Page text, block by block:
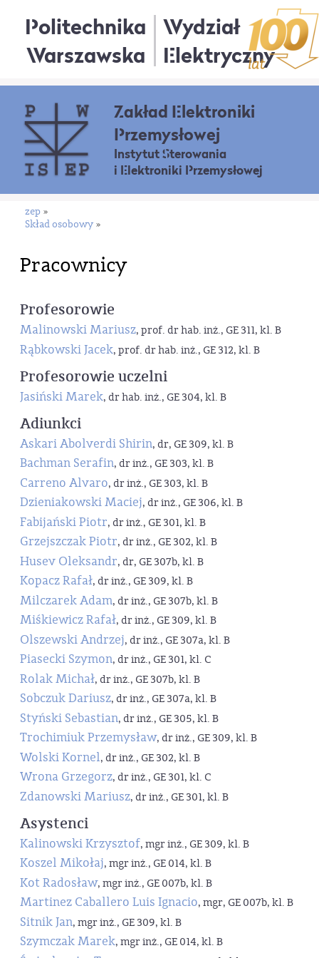
Politechnika
Warszawska
Wydział
Elektryczny
Zakład Elektroniki
Przemysłowej
Instytut Sterowania
i Elektroniki Przemysłowej
zep »
Skład osobowy »
Pracownicy
Profesorowie
Malinowski Mariusz, prof. dr hab. inż., GE 311, kl. B
Rąbkowski Jacek, prof. dr hab. inż., GE 312, kl. B
Profesorowie uczelni
Jasiński Marek, dr hab. inż., GE 304, kl. B
Adiunkci
Askari Abolverdi Shirin, dr, GE 309, kl. B
Bachman Serafin, dr inż., GE 303, kl. B
Carreno Alvaro, dr inż., GE 303, kl. B
Dzieniakowski Maciej, dr inż., GE 306, kl. B
Fabijański Piotr, dr inż., GE 301, kl. B
Grzejszczak Piotr, dr inż., GE 302, kl. B
Husev Oleksandr, dr, GE 307b, kl. B
Kopacz Rafał, dr inż., GE 309, kl. B
Milczarek Adam, dr inż., GE 307b, kl. B
Miśkiewicz Rafał, dr inż., GE 309, kl. B
Olszewski Andrzej, dr inż., GE 307a, kl. B
Piasecki Szymon, dr inż., GE 301, kl. C
Rolak Michał, dr inż., GE 307b, kl. B
Sobczuk Dariusz, dr inż., GE 307a, kl. B
Styński Sebastian, dr inż., GE 305, kl. B
Trochimiuk Przemysław, dr inż., GE 309, kl. B
Wolski Kornel, dr inż., GE 302, kl. B
Wrona Grzegorz, dr inż., GE 301, kl. C
Zdanowski Mariusz, dr inż., GE 301, kl. B
Asystenci
Kalinowski Krzysztof, mgr inż., GE 309, kl. B
Koszel Mikołaj, mgr inż., GE 014, kl. B
Kot Radosław, mgr inż., GE 007b, kl. B
Martinez Caballero Luis Ignacio, mgr, GE 007b, kl. B
Sitnik Jan, mgr inż., GE 309, kl. B
Szymczak Marek, mgr inż., GE 014, kl. B